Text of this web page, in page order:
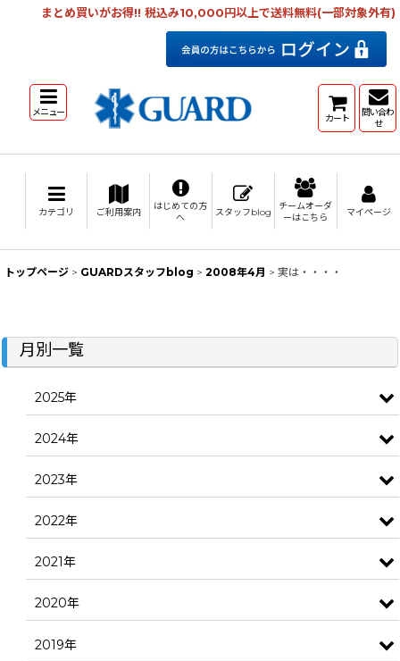
まとめ買いがお得!! 税込み10,000円以上で送料無料(一部対象外有)
メニュー カート
問い合わ
せ
カテゴリ ご利用案内
はじめての方
へ
スタッフblog
チームオーダ
ーはこちら
マイページ
トップページ > GUARDスタッフblog > 2008年4月 > 実は・・・・
月別一覧
2025年
2024年
2023年
2022年
2021年
2020年
2019年